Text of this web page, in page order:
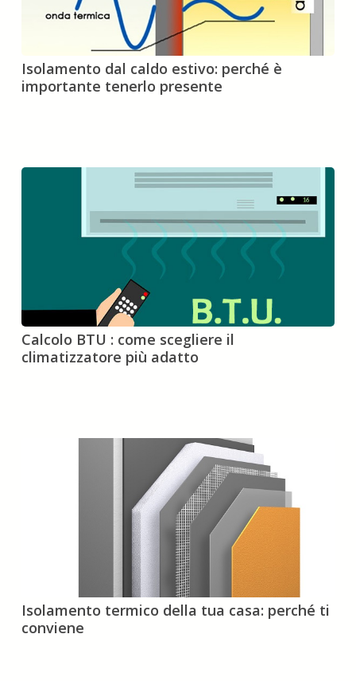
Isolamento
dal
caldo
tenerlo
Isolamento dal caldo estivo: perché è
importante tenerlo presente
Calcolo
BTU
:
Calcolo BTU : come scegliere il
climatizzatore più adatto
Isolamento
termico
della
Isolamento termico della tua casa: perché ti
conviene